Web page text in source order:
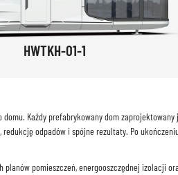
HWTKH-01-1
Każdy prefabrykowany dom
odpadów i spójne rezultaty. Po
pomieszczeń, energooszczędnej izolacji